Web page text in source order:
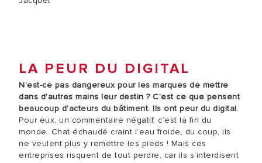
LA PEUR DU DIGITAL
N’est-ce pas dangereux pour les marques de mettre
dans d’autres mains leur destin ? C’est ce que pensent
beaucoup d’acteurs du bâtiment. Ils ont peur du digital.
Pour eux, un commentaire négatif, c’est la fin du
monde. Chat échaudé craint l’eau froide, du coup, ils
ne veulent plus y remettre les pieds ! Mais ces
entreprises risquent de tout perdre, car ils s’interdisent